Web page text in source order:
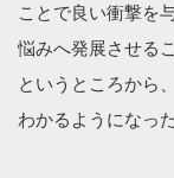
ことで良い衝撃を
悩みへ発展させる
というところから
わかるようになっ